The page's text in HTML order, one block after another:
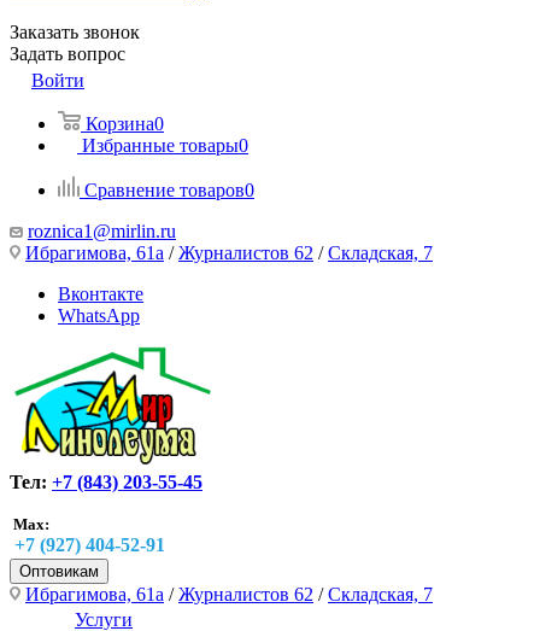
Заказать звонок
Задать вопрос
Войти
Корзина0
Избранные товары0
Сравнение товаров0
roznica1@mirlin.ru
Ибрагимова, 61а /Журналистов 62 /Складская, 7
Вконтакте
WhatsApp
Тел: +7 (843) 203-55-45
Max:
+7 (927) 404-52-91
Оптовикам
Ибрагимова, 61а /Журналистов 62 /Складская, 7
Услуги